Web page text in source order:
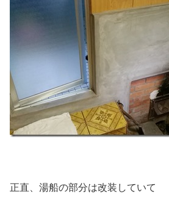
正直、湯船の部分は改装していて